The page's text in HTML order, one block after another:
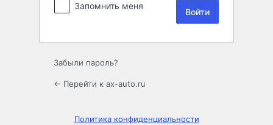
Запомнить меня
Забыли пароль?
← Перейти к ax-auto.ru
Политика конфиденциальности